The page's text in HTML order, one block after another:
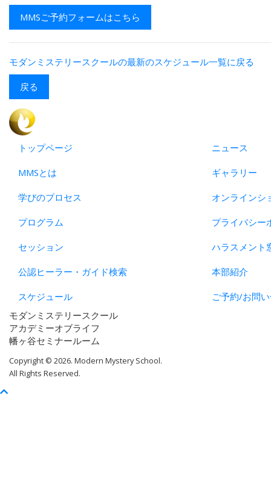
MMSご予約フォームはこちら
モダンミステリースクールの最新のスケジュール一覧に戻る
戻る
トップページ
MMSとは
学びのプロセス
プログラム
セッション
公認ヒーラー・ガイド検索
スケジュール
ニュース
ギャラリー
オンラインシ
プライバシー
ハラスメント
本部紹介
ご予約/お問
モダンミステリースクール
アカデミーオブライフ
幡ヶ谷セミナールーム
Copyright © 2026. Modern Mystery School.
All Rights Reserved.